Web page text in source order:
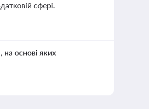
сфері.
на основі яких